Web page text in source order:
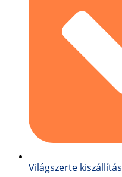
Világszerte kiszállítás